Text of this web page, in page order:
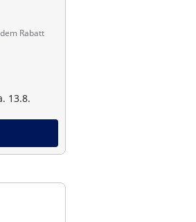
Rabatt
13.8.